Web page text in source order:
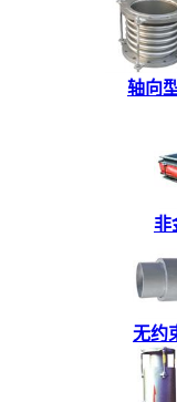
轴向
非
无约